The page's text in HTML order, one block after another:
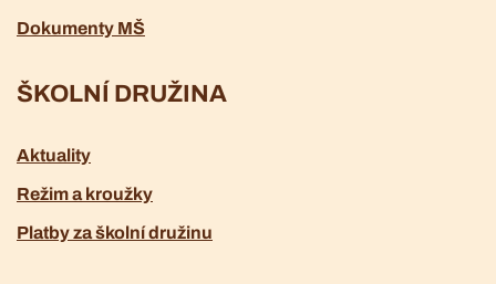
Dokumenty MŠ
ŠKOLNÍ DRUŽINA
Aktuality
Režim a kroužky
Platby za školní družinu